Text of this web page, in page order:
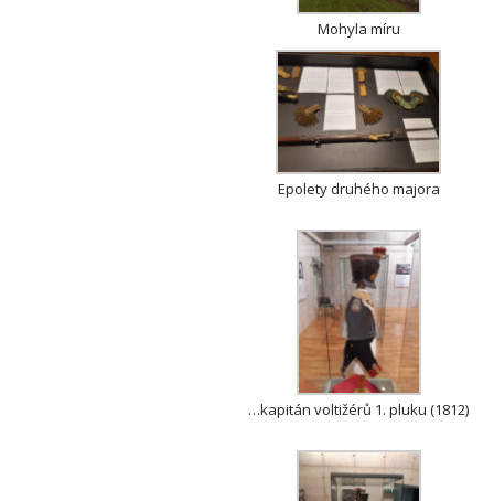
Mohyla míru
Epolety druhého majora
…kapitán voltižérů 1. pluku (1812)